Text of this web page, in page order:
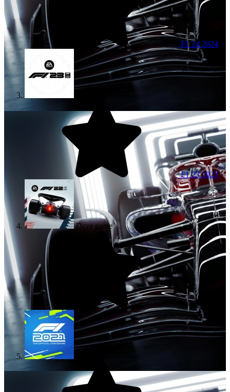
F1 24 2024
F1 232023
Deze game
F1 22